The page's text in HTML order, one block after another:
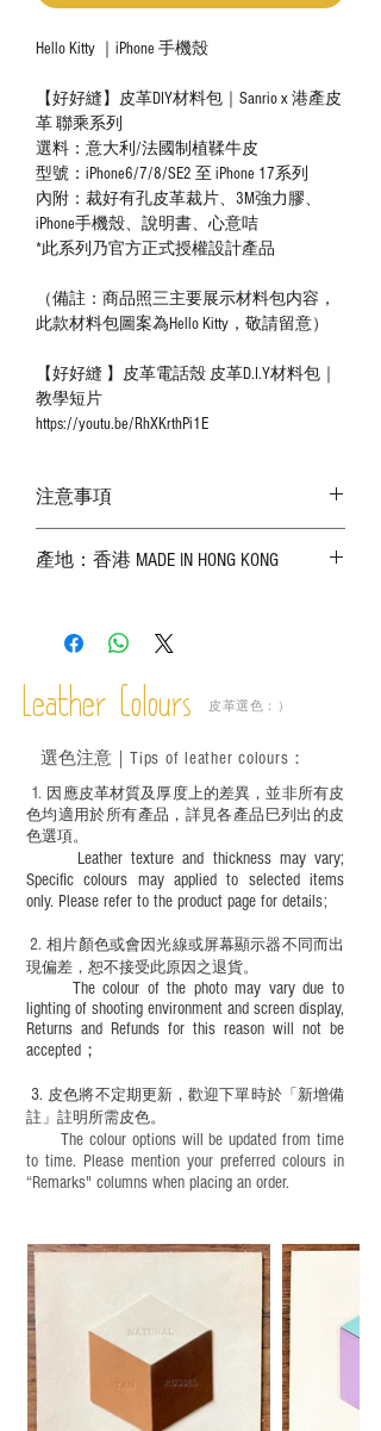
Hello Kitty ｜iPhone 手機殼
【好好縫】皮革DIY材料包｜Sanrio x 港產皮
革 聯乘系列
選料：意大利/法國制植鞣牛皮
型號：iPhone6/7/8/SE2 至 iPhone 17系列
內附：裁好有孔皮革裁片、3M強力膠、
iPhone手機殼、說明書、心意咭
*此系列乃官方正式授權設計產品
（備註：商品照三主要展示材料包内容，
此款材料包圖案為Hello Kitty，敬請留意）
【好好縫 】皮革電話殼 皮革D.I.Y材料包｜
教學短片
https://youtu.be/RhXKrthPi1E
注意事項
實物為準；
－ 植鞣皮革容易受環境、使用程度等產生
成後定期在皮面塗上皮革專用清潔劑及貂
鼠油等；
適合六歲以下兒童使用；六至十二歲兒童
必須由成年人陪同下使用並應小心處理。
產地：香港 MADE IN HONG KONG
Leather Colours 皮革選色：）
1. ​ 因應皮革材質及厚度上的差異，並非所有皮
色均適用於所有產品，詳見各產品巳列出的皮
色選項。
Leather texture and thickness may vary;
Specific colours may applied to selected items
only. Please refer to the product page for details;
​2.相片顏色或會因光線或屏幕顯示器不同而出
現偏差，恕不接受此原因之退貨。
The colour of the photo may vary due to
lighting of shooting environment and screen display,
Returns and Refunds for this reason will not be
accepted；
3. 皮色將不定期更新，歡迎下單時於「新增備
註」註明 所需皮色。
The colour options will be updated from time
to time. Please mention your preferred colours in
“Remarks" columns when placing an order.
選色注意｜ Tips of leather colours ：